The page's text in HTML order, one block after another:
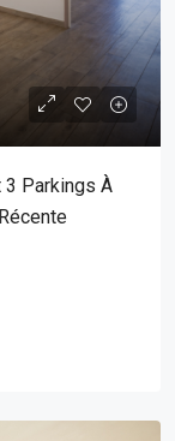
Parkings À